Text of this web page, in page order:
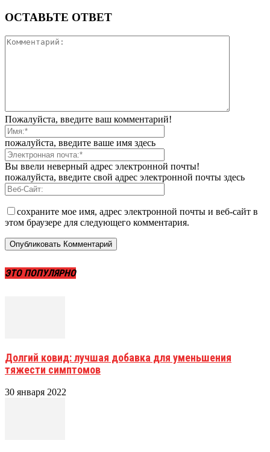
ОСТАВЬТЕ ОТВЕТ
Пожалуйста, введите ваш комментарий!
пожалуйста, введите ваше имя здесь
Вы ввели неверный адрес электронной почты!
пожалуйста, введите свой адрес электронной почты здесь
сохраните мое имя, адрес электронной почты и веб-сайт в
этом браузере для следующего комментария.
ЭТО ПОПУЛЯРНО
Долгий ковид: лучшая добавка для уменьшения
тяжести симптомов
30 января 2022